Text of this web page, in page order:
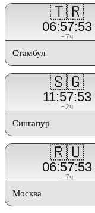
🇹🇷
06:57:53
−7ч
Стамбул
🇸🇬
11:57:53
−2ч
Сингапур
🇷🇺
06:57:53
−7ч
Москва